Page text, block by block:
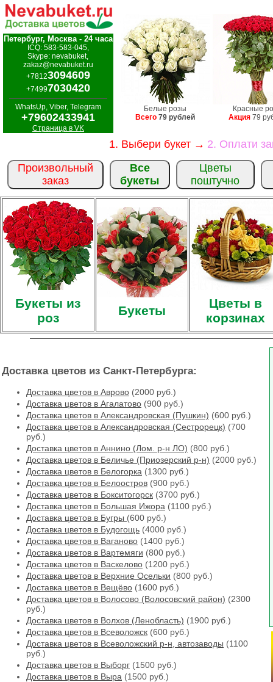
Петербург, Москва - 24 часа
ICQ: 583-583-045,
Skype: nevabuket,
zakaz@nevabuket.ru
+78123094609
+74997030420
WhatsUp, Viber, Telegram
+79602433941
Страница в VK
Белые розы
Всего 79 рублей
Красные
Акция 79
1. Выбери букет → 2. Оплати
Произвольный
заказ
Все
букеты
Цветы
поштучно
Букеты из
роз
Букеты
Цветы в
корзинах
Доставка цветов из Санкт-Петербурга:
Доставка цветов в Аврово (2000 руб.)
Доставка цветов в Агалатово (900 руб.)
Доставка цветов в Александровская (Пушкин) (600 руб.)
Доставка цветов в Александровская (Сестрорецк) (700
руб.)
Доставка цветов в Аннино (Лом. р-н ЛО) (800 руб.)
Доставка цветов в Беличье (Приозерский р-н) (2000 руб.)
Доставка цветов в Белогорка (1300 руб.)
Доставка цветов в Белоостров (900 руб.)
Доставка цветов в Бокситогорск (3700 руб.)
Доставка цветов в Большая Ижора (1100 руб.)
Доставка цветов в Бугры (600 руб.)
Доставка цветов в Будогощь (4000 руб.)
Доставка цветов в Ваганово (1400 руб.)
Доставка цветов в Вартемяги (800 руб.)
Доставка цветов в Васкелово (1200 руб.)
Доставка цветов в Верхние Осельки (800 руб.)
Доставка цветов в Вещёво (1600 руб.)
Доставка цветов в Волосово (Волосовский район) (2300
руб.)
Доставка цветов в Волхов (Ленобласть) (1900 руб.)
Доставка цветов в Всеволожск (600 руб.)
Доставка цветов в Всеволожский р-н, автозаводы (1100
руб.)
Доставка цветов в Выборг (1500 руб.)
Доставка цветов в Выра (1500 руб.)